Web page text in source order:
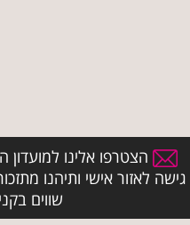
הצטרפו אלינו למועדון
גישה לאזור אישי ותיהנו
שווים